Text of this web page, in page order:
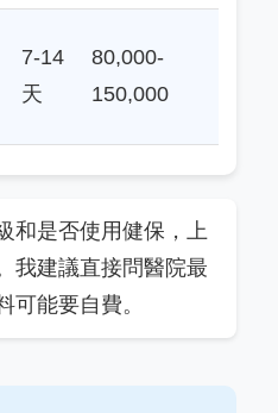
7-14
天
80,000-
150,000
和是否使用健保，上
我建議直接問醫院最
可能要自費。